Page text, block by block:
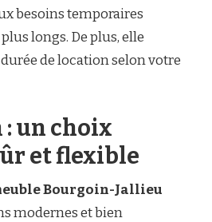
besoins temporaires
longs. De plus, elle
de location selon votre
un choix
et flexible
Bourgoin-Jallieu
modernes et bien